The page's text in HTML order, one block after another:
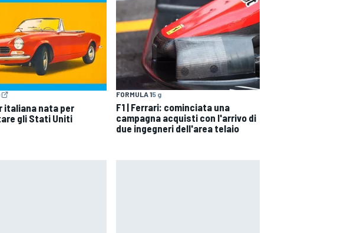
italiana nata per
gli Stati Uniti
FORMULA 15 g
F1 | Ferrari: cominciata una
campagna acquisti con l'arrivo di
due ingegneri dell'area telaio